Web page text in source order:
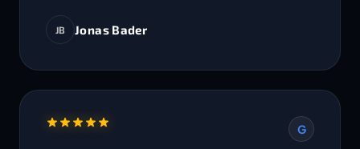
JB Jonas Bader
G